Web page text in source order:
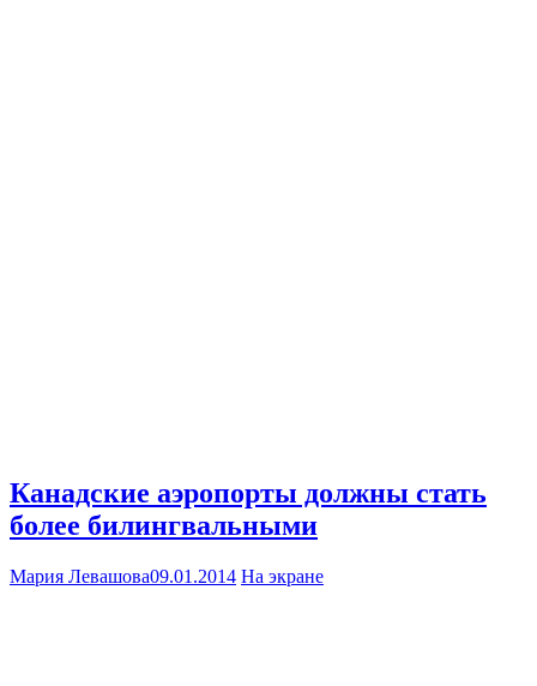
Канадские аэропорты должны стать
более билингвальными
Мария Левашова09.01.2014 На экране